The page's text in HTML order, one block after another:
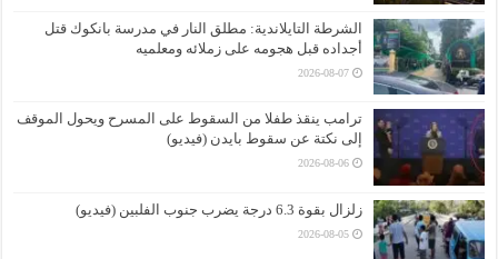
الشرطة التايلاندية: مطلق النار في مدرسة بانكوك قتل
أجداده قبل هجومه على زملائه ومعلميه
2026-08-07
ترامب ينقذ طفلا من السقوط على المسرح ويحول الموقف
إلى نكتة عن سقوط بايدن (فيديو)
2026-08-06
زلزال بقوة 6.3 درجة يضرب جنوب الفلبين (فيديو)
2026-08-05